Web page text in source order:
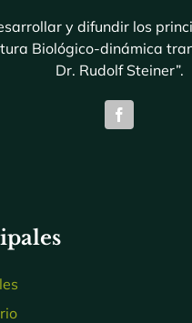
y difundir los
Biológico-dinámica
Dr. Rudolf Steiner”.